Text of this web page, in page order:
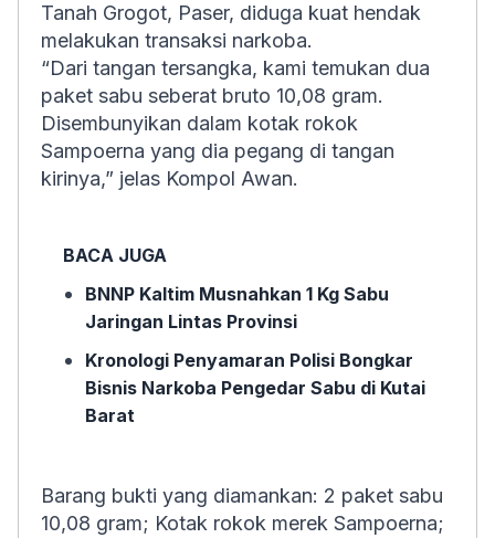
Tanah Grogot, Paser, diduga kuat hendak
melakukan transaksi narkoba.
“Dari tangan tersangka, kami temukan dua
paket sabu seberat bruto 10,08 gram.
Disembunyikan dalam kotak rokok
Sampoerna yang dia pegang di tangan
kirinya,” jelas Kompol Awan.
BACA JUGA
BNNP Kaltim Musnahkan 1 Kg Sabu
Jaringan Lintas Provinsi
Kronologi Penyamaran Polisi Bongkar
Bisnis Narkoba Pengedar Sabu di Kutai
Barat
Barang bukti yang diamankan: 2 paket sabu
10,08 gram; Kotak rokok merek Sampoerna;